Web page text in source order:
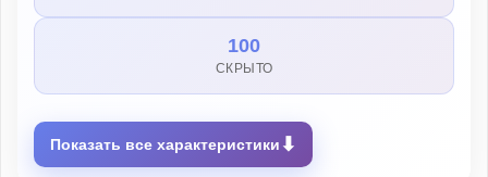
100
СКРЫТО
Показать все характеристики ⬇